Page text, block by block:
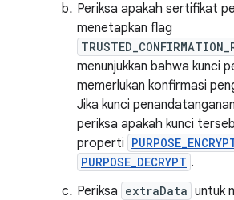
Periksa apakah sertifikat
menetapkan flag
menunjukkan bahwa kunci
memerlukan konfirmasi
Jika kunci
periksa apakah kunci
properti
PURPOSE_DECRYPT .
Periksa extraData untuk